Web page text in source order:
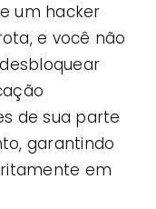
um hacker
e você não
de sua parte
garantindo
em